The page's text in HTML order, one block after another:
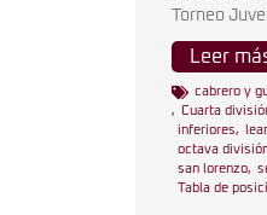
Torneo
Leer
cabrero y
, Cuarta
inferiores,
octava
san lorenzo,
Tabla de